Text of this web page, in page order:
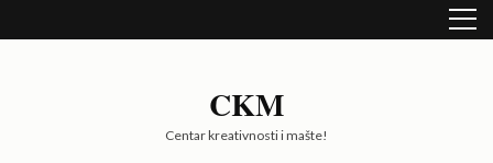
to
CKM
Centar kreativnosti i mašte!